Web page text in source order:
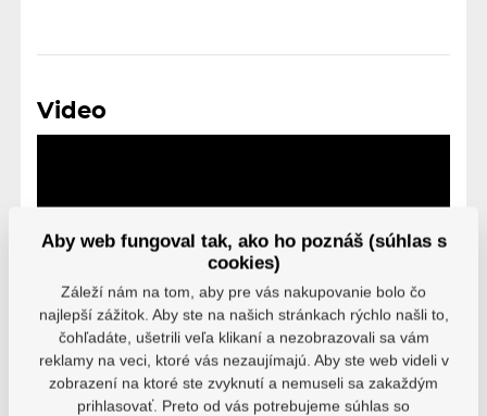
Video
Aby web fungoval tak, ako ho poznáš (súhlas s
cookies)
Záleží nám na tom, aby pre vás nakupovanie bolo čo
najlepší zážitok. Aby ste na našich stránkach rýchlo našli to,
čohľadáte, ušetrili veľa klikaní a nezobrazovali sa vám
reklamy na veci, ktoré vás nezaujímajú. Aby ste web videli v
zobrazení na ktoré ste zvyknutí a nemuseli sa zakaždým
prihlasovať. Preto od vás potrebujeme súhlas so